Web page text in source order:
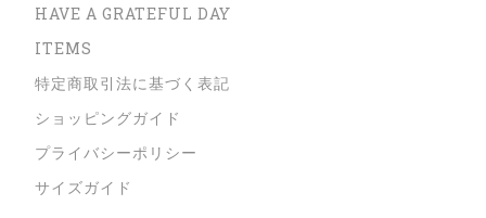
HAVE A GRATEFUL DAY
ITEMS
特定商取引法に基づく表記
ショッピングガイド
プライバシーポリシー
サイズガイド